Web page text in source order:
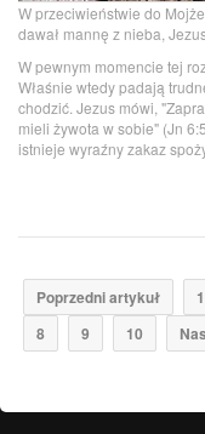
W przeciwieństwie do
dawał mannę z nieba,
W pewnym momencie tej
Właśnie wtedy padają
chodzić. Jezus mówi,
mieli żywota w sobie" (Jn
istnieje wyraźny zakaz
Poprzedni artykuł 1
8
9 10